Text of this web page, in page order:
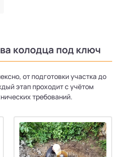
колодца под ключ
от подготовки участка до
этап проходит с учётом
требований.